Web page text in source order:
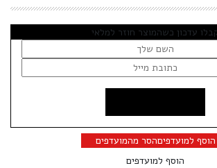
עדכון כשהמוצר חוזר למלאי
הוסף למועדפיםהסר מהמועדפים
הוסף למועדפים